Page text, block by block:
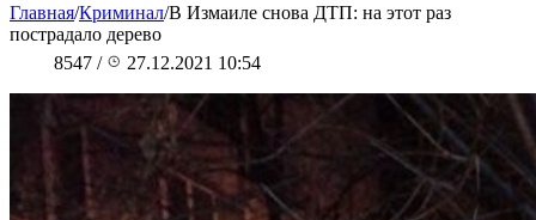
Главная/Криминал/В Измаиле снова ДТП: на этот раз
пострадало дерево
8547 / 27.12.2021 10:54